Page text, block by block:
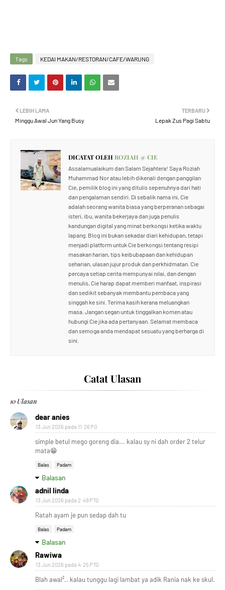
Tags KEDAI MAKAN/RESTORAN/CAFE/WARUNG
TERBARU
Lepak Zus Pagi Sabtu
LEBIH LAMA
Minggu Awal Jun Yang Busy
DICATAT OLEH ROZIAH @ CIE
Assalamualaikum dan Salam Sejahtera! Saya Roziah
Muhammad Nor atau lebih dikenali dengan panggilan
Cie, pemilik blog ini yang ditulis sepenuhnya dari hati
dan pengalaman sendiri. Di sebalik nama ini, Cie
adalah seorang wanita biasa yang berperanan sebagai
isteri, ibu, wanita bekerjaya dan juga penulis
kandungan digital yang minat berkongsi ketika waktu
lapang. Blog ini bukan sekadar diari kehidupan, tetapi
menjadi platform untuk Cie berkongsi tentang resipi
masakan harian, tips keibubapaan dan kehidupan
seharian, ulasan jujur produk dan perkhidmatan. Cie
percaya setiap cerita mempunyai nilai, dan dengan
menulis, Cie harap dapat memberi manfaat, inspirasi
dan sedikit sebanyak membantu pembaca yang
singgah ke sini. Terima kasih kerana meluangkan
masa. Jangan segan untuk tinggalkan komen atau
hubungi Cie jika ada pertanyaan. Selamat membaca
dan semoga anda mendapat sesuatu yang berharga di
sini.
Catat Ulasan
10 Ulasan
dear anies
13 Jun 2026 pada 11:26 PG
simple betul mego goreng dia... kalau sy ni dah order 2 telur
mata😁
Balas Padam
Balasan
adnil linda
13 Jun 2026 pada 2:49 PTG
Ratah ayam je pun sedap dah tu
Balas Padam
Balasan
Rawiwa
13 Jun 2026 pada 4:25 PTG
Blah awal².. kalau tunggu lagi lambat ya adik Rania nak ke skul.